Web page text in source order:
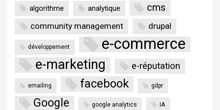
algorithme analytique cms
community management drupal
développement e-commerce
e-marketing e-réputation
emailing facebook gdpr
Google google analytics IA